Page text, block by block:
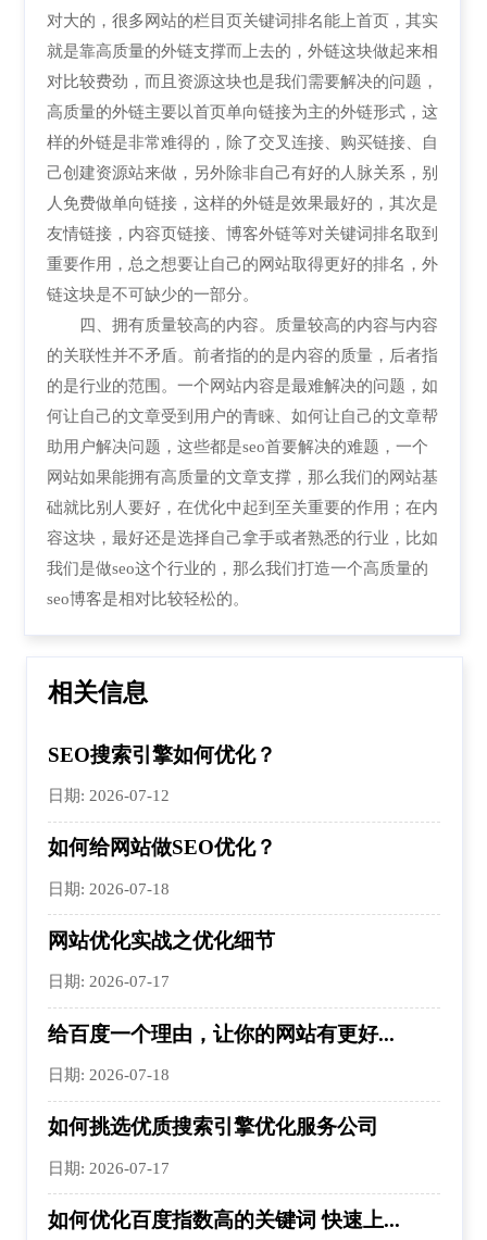
对大的，很多网站的栏目页关键词排名能上首页，其实
就是靠高质量的外链支撑而上去的，外链这块做起来相
对比较费劲，而且资源这块也是我们需要解决的问题，
高质量的外链主要以首页单向链接为主的外链形式，这
样的外链是非常难得的，除了交叉连接、购买链接、自
己创建资源站来做，另外除非自己有好的人脉关系，别
人免费做单向链接，这样的外链是效果最好的，其次是
友情链接，内容页链接、博客外链等对关键词排名取到
重要作用，总之想要让自己的网站取得更好的排名，外
链这块是不可缺少的一部分。
四、拥有质量较高的内容。质量较高的内容与内容
的关联性并不矛盾。前者指的的是内容的质量，后者指
的是行业的范围。一个网站内容是最难解决的问题，如
何让自己的文章受到用户的青睐、如何让自己的文章帮
助用户解决问题，这些都是seo首要解决的难题，一个
网站如果能拥有高质量的文章支撑，那么我们的网站基
础就比别人要好，在优化中起到至关重要的作用；在内
容这块，最好还是选择自己拿手或者熟悉的行业，比如
我们是做seo这个行业的，那么我们打造一个高质量的
seo博客是相对比较轻松的。
相关信息
SEO搜索引擎如何优化？
日期: 2026-07-12
如何给网站做SEO优化？
日期: 2026-07-18
网站优化实战之优化细节
日期: 2026-07-17
给百度一个理由，让你的网站有更好...
日期: 2026-07-18
如何挑选优质搜索引擎优化服务公司
日期: 2026-07-17
如何优化百度指数高的关键词 快速上...